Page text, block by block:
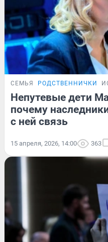
СЕМЬЯ РОДСТВЕННИЧКИ
Непутевые дети
почему
с ней связь
15 апреля, 2026, 14:00 363